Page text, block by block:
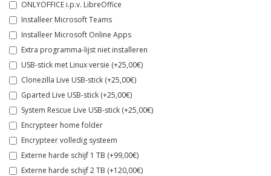
ONLYOFFICE i.p.v. LibreOffice
Installeer Microsoft Teams
Installeer Microsoft Online Apps
Extra programma-lijst niet installeren
USB-stick met Linux versie (+25,00€)
Clonezilla Live USB-stick (+25,00€)
Gparted Live USB-stick (+25,00€)
System Rescue Live USB-stick (+25,00€)
Encrypteer home folder
Encrypteer volledig systeem
Externe harde schijf 1 TB (+99,00€)
Externe harde schijf 2 TB (+120,00€)